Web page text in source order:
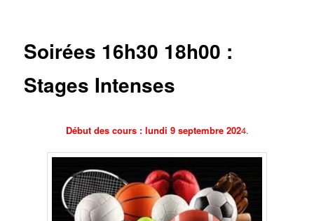
Soirées 16h30 18h00 :
Stages Intenses
Début des cours : lundi 9 septembre 2024.